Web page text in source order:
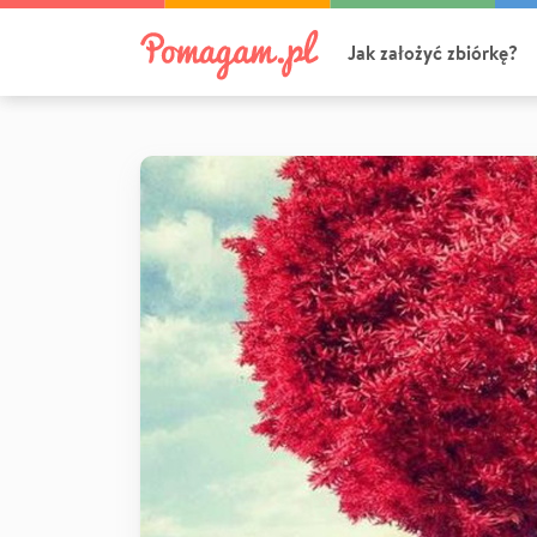
Jak założyć zbiórkę?